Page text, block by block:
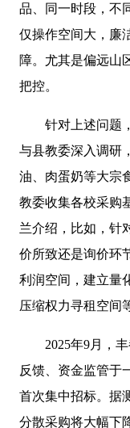
品、同一时段，不
仅操作空间大，廉
障。尤其是偏远山
把控。
针对上述问题，
与县教委深入调研
油、肉蛋奶等大宗
教委收集各校采购
兰介绍，比如，针
价所致还是询价环
利润空间，建立量
压缩权力寻租空间
2025年9月，丰
反馈、资金监管于
首次集中招标。据
分散采购将大幅下